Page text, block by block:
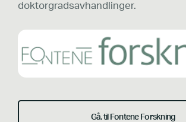
doktorgradsavhandlinger.
Gå. til Fontene Forskning